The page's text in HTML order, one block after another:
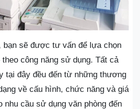
bạn sẽ được tư vấn để lựa chọn
công năng sử dụng. Tất cả
tại đây đều đến từ những thương
về cấu hình, chức năng và giá
nhu cầu sử dụng văn phòng đến